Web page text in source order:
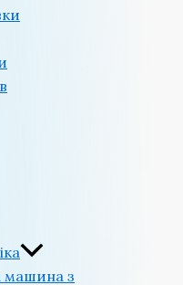
машина з